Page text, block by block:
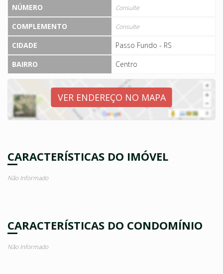
NÚMERO Consulte
COMPLEMENTO Consulte
CIDADE
Passo Fundo - RS
BAIRRO
Centro
VER ENDEREÇO NO MAPA
CARACTERÍSTICAS DO IMÓVEL
Não Informado
CARACTERÍSTICAS DO CONDOMÍNIO
Não Informado